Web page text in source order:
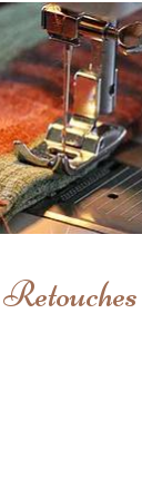
Retouches